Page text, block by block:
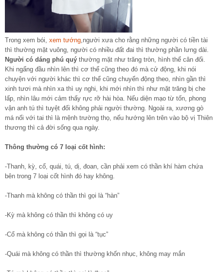
Trong xem bói, xem tướng ,người xưa cho rằng những người có tiền tài
thì thường mặt vuông, người có nhiều đất đai thì thường phần lưng dài.
Người có dáng phú quý thường mặt như trăng tròn, hình thể cân đối.
Khi ngẩng đầu nhìn lên thì cơ thể cũng theo đó mà cử động, khi nói
chuyện với người khác thì cơ thể cũng chuyển động theo, nhìn gần thì
xinh tươi mà nhìn xa thì uy nghi, khi mới nhìn thì như mặt trăng bị che
lấp, nhìn lâu mới cảm thấy rực rỡ hài hòa. Nếu diện mạo từ tốn, phong
vận anh tú thì tuyệt đối không phải người thường. Ngoài ra, xương gò
má nối với tai thì là mệnh trường thọ, nếu hướng lên trên vào bộ vị Thiên
thương thì cả đời sống qua ngày.
Thông thường có 7 loại cốt hình:
-Thanh, kỳ, cổ, quái, tú, dị, đoan, cần phải xem có thần khí hàm chứa
bên trong 7 loại cốt hình đó hay không.
-Thanh mà không có thần thì gọi là “hàn”
-Kỳ mà không có thần thì không có uy
-Cổ mà không có thần thì gọi là “tục”
-Quái mà không có thần thì thường khốn nhục, không may mắn